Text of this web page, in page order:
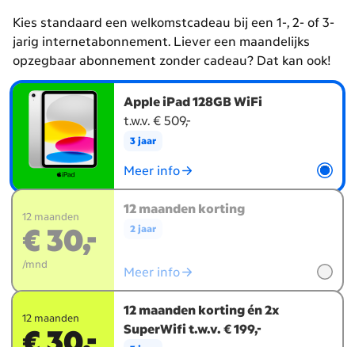
Kies standaard een welkomstcadeau bij een 1-, 2- of 3-
jarig internetabonnement. Liever een maandelijks
opzegbaar abonnement zonder cadeau? Dat kan ook!
Kies
welkomstcadeau
Apple iPad 128GB WiFi
t.w.v. € 509,-
3 jaar
Meer info
12 maanden
€ 30,-
/mnd
12 maanden korting
2 jaar
Meer info
12 maanden
12 maanden korting én 2x
SuperWifi t.w.v. € 199,-